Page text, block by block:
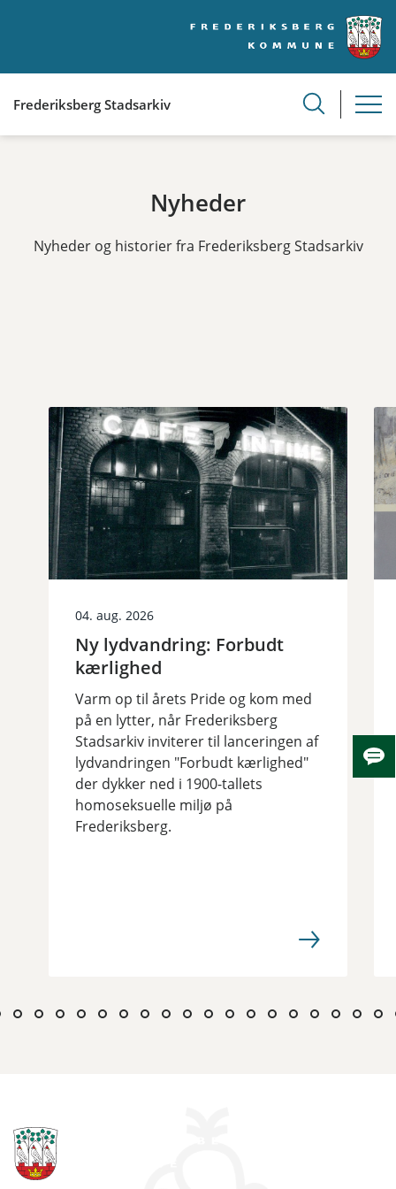
Frederiksberg Stadsarkiv
Nyheder
Nyheder og historier fra Frederiksberg Stadsarkiv
04. aug. 2026
Ny lydvandring: Forbudt
kærlighed
Varm op til årets Pride og kom med
på en lytter, når Frederiksberg
Stadsarkiv inviterer til lanceringen af
lydvandringen "Forbudt kærlighed"
der dykker ned i 1900-tallets
homoseksuelle miljø på
Frederiksberg.